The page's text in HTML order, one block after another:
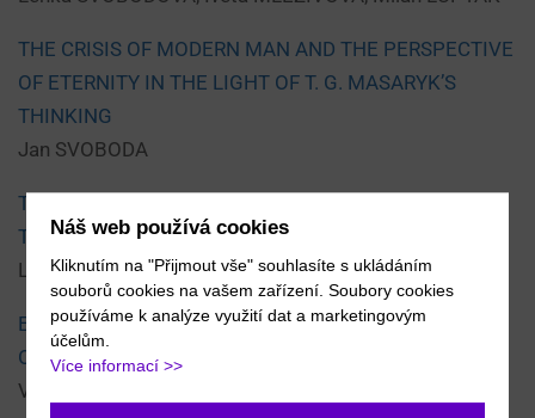
THE CRISIS OF MODERN MAN AND THE PERSPECTIVE
OF ETERNITY IN THE LIGHT OF T. G. MASARYK’S
THINKING
Jan SVOBODA
THE MASS CULTURE AND THE MASS SPORT IN
TODAY’S SOCIETY
Lyubov SHEREMET
ЕXPLICATIONS OF SUBJECTIVITY: “OPENNESS” OF
ONTOLOGICAL DIMENSION
Viktoriya KOZACHYNSKA
Náš web používá cookies
Kliknutím na "Přijmout vše" souhlasíte s ukládáním
souborů cookies na vašem zařízení. Soubory cookies
používáme k analýze využití dat a marketingovým
účelům.
Více informací >>